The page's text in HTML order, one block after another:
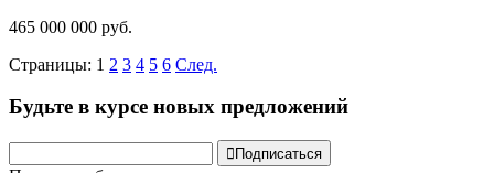
465 000 000 руб.
Страницы: 1 2 3 4 5 6 След.
Будьте в курсе новых предложений
 Подписаться